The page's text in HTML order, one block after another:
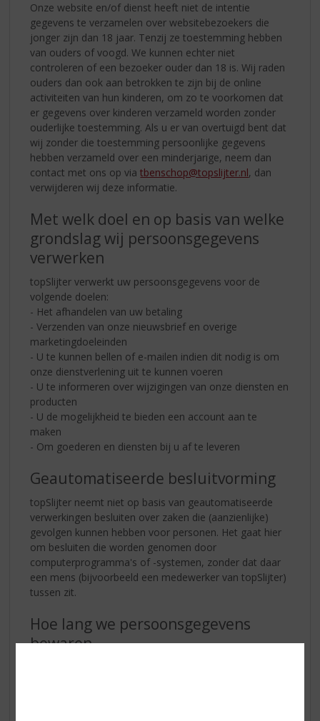
Onze website en/of dienst heeft niet de intentie
gegevens te verzamelen over websitebezoekers die
jonger zijn dan 18 jaar. Tenzij ze toestemming hebben
van ouders of voogd. We kunnen echter niet
controleren of een bezoeker ouder dan 18 is. Wij raden
ouders dan ook aan betrokken te zijn bij de online
activiteiten van hun kinderen, om zo te voorkomen dat
er gegevens over kinderen verzameld worden zonder
ouderlijke toestemming. Als u er van overtuigd bent dat
wij zonder die toestemming persoonlijke gegevens
hebben verzameld over een minderjarige, neem dan
contact met ons op viatbenschop@topslijter.nl, dan
verwijderen wij deze informatie.
Met welk doel en op basis van welke
grondslag wij persoonsgegevens
verwerken
topSlijter verwerkt uw persoonsgegevens voor de
volgende doelen:
- Het afhandelen van uw betaling
- Verzenden van onze nieuwsbrief en overige
marketingdoeleinden
- U te kunnen bellen of e-mailen indien dit nodig is om
onze dienstverlening uit te kunnen voeren
- U te informeren over wijzigingen van onze diensten en
producten
- U de mogelijkheid te bieden een account aan te
maken
- Om goederen en diensten bij u af te leveren
Geautomatiseerde besluitvorming
topSlijter neemt niet op basis van geautomatiseerde
verwerkingen besluiten over zaken die (aanzienlijke)
gevolgen kunnen hebben voor personen. Het gaat hier
om besluiten die worden genomen door
computerprogramma's of -systemen, zonder dat daar
een mens (bijvoorbeeld een medewerker van topSlijter)
tussen zit.
Hoe lang we persoonsgegevens
bewaren